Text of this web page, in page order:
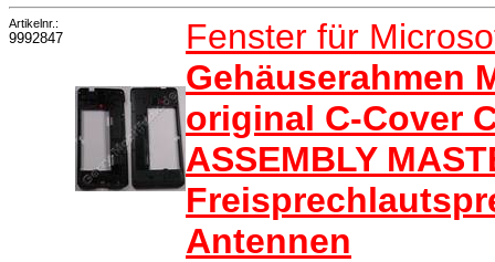
Artikelnr.:
9992847
Fenster für
Gehäuserahmen
original C-Cover
ASSEMBLY
Antennen